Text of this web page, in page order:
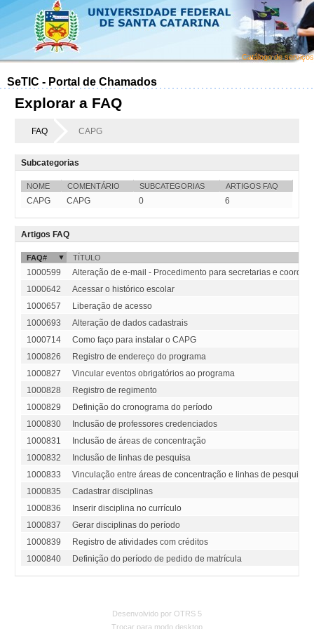
Catálogo de serviços
SeTIC - Portal de Chamados
Explorar a FAQ
FAQ CAPG
Subcategorias
NOME COMENTÁRIO SUBCATEGORIAS ARTIGOS FAQ
CAPG CAPG 0 6
Artigos FAQ
FAQ# TÍTULO
1000599
Alteração de e-mail - Procedimento para secretarias e
1000642
Acessar o histórico escolar
1000657
Liberação de acesso
1000693
Alteração de dados cadastrais
1000714
Como faço para instalar o CAPG
1000826
Registro de endereço do programa
1000827
Vincular eventos obrigatórios ao programa
1000828
Registro de regimento
1000829
Definição do cronograma do período
1000830
Inclusão de professores credenciados
1000831
Inclusão de áreas de concentração
1000832
Inclusão de linhas de pesquisa
1000833
Vinculação entre áreas de concentração e linhas de pesquisa
1000835
Cadastrar disciplinas
1000836
Inserir disciplina no currículo
1000837
Gerar disciplinas do período
1000839
Registro de atividades com créditos
1000840
Definição do período de pedido de matrícula
Desenvolvido por OTRS 5
Trocar para modo desktop